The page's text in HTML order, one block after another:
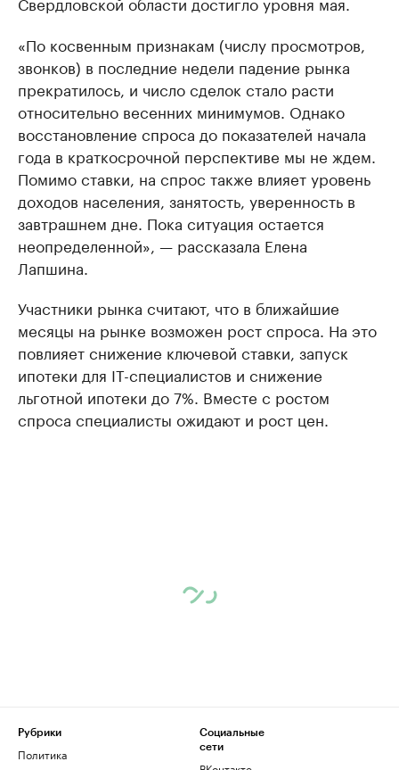
«По косвенным признакам (числу просмотров,
звонков) в последние недели падение рынка
прекратилось, и число сделок стало расти
относительно весенних минимумов. Однако
восстановление спроса до показателей начала
года в краткосрочной перспективе мы не ждем.
Помимо ставки, на спрос также влияет уровень
доходов населения, занятость, уверенность в
завтрашнем дне. Пока ситуация остается
неопределенной», — рассказала Елена
Лапшина.
Участники рынка считают, что в ближайшие
месяцы на рынке возможен рост спроса. На это
повлияет снижение ключевой ставки, запуск
ипотеки для IT-специалистов и снижение
льготной ипотеки до 7%. Вместе с ростом
спроса специалисты ожидают и рост цен.
Рубрики
Политика
Социальные
сети